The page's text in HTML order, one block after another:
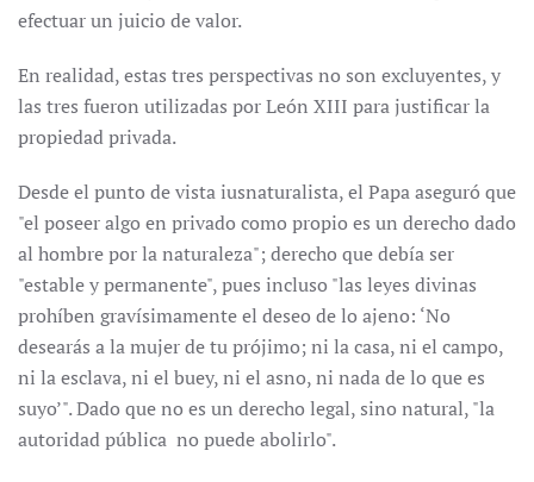
efectuar un juicio de valor.
En realidad, estas tres perspectivas no son excluyentes, y
las tres fueron utilizadas por León XIII para justificar la
propiedad privada.
Desde el punto de vista iusnaturalista, el Papa aseguró que
"el poseer algo en privado como propio es un derecho dado
al hombre por la naturaleza"; derecho que debía ser
"estable y permanente", pues incluso "las leyes divinas
prohíben gravísimamente el deseo de lo ajeno: ‘No
desearás a la mujer de tu prójimo; ni la casa, ni el campo,
ni la esclava, ni el buey, ni el asno, ni nada de lo que es
suyo’". Dado que no es un derecho legal, sino natural, "la
autoridad pública no puede abolirlo".